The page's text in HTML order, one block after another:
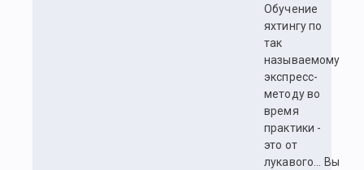
Обучение
яхтингу по
так
называемому
экспресс-
методу во
время
практики -
это от
лукавого... Вы